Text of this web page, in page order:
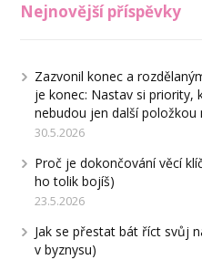
Nejnovější příspěvky
Zazvonil konec a
je konec: Nastav si priority,
nebudou jen další
30.5.2026
Proč je dokončování věcí
ho tolik bojíš)
23.5.2026
Jak se přestat bát říct svůj
v byznysu)